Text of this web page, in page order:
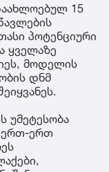
15
პოტენციური
ყველაზე
მოდელის
დნმ
უმეტესობა
ერთ-ერთ